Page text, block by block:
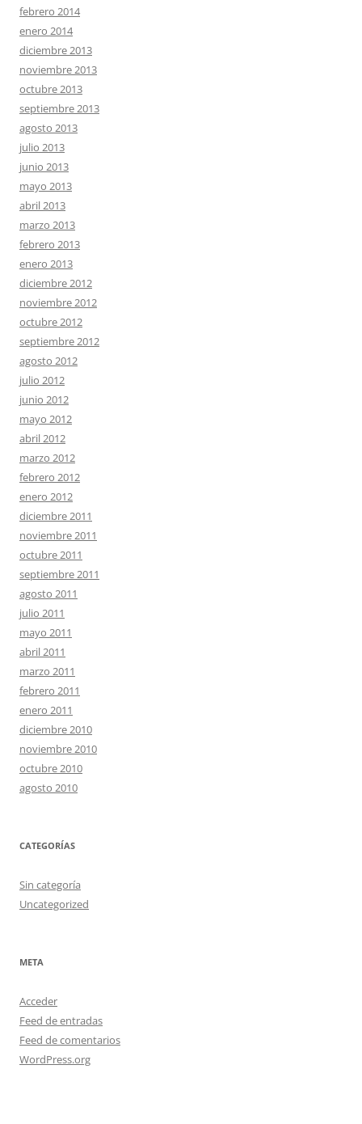
febrero 2014
enero 2014
diciembre 2013
noviembre 2013
octubre 2013
septiembre 2013
agosto 2013
julio 2013
junio 2013
mayo 2013
abril 2013
marzo 2013
febrero 2013
enero 2013
diciembre 2012
noviembre 2012
octubre 2012
septiembre 2012
agosto 2012
julio 2012
junio 2012
mayo 2012
abril 2012
marzo 2012
febrero 2012
enero 2012
diciembre 2011
noviembre 2011
octubre 2011
septiembre 2011
agosto 2011
julio 2011
mayo 2011
abril 2011
marzo 2011
febrero 2011
enero 2011
diciembre 2010
noviembre 2010
octubre 2010
agosto 2010
CATEGORÍAS
Sin categoría
Uncategorized
META
Acceder
Feed de entradas
Feed de comentarios
WordPress.org